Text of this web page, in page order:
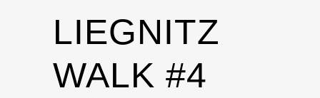
LIEGNITZ
WALK #4